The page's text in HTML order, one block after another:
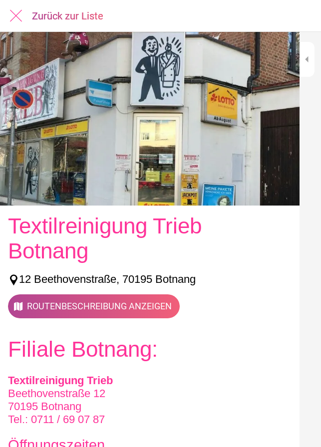
Zurück zur Liste
Textilreinigung Trieb
Botnang
12 Beethovenstraße, 70195 Botnang
ROUTENBESCHREIBUNG ANZEIGEN
Filiale Botnang:
Textilreinigung Trieb
Beethovenstraße 12
70195 Botnang
Tel.: 0711 / 69 07 87